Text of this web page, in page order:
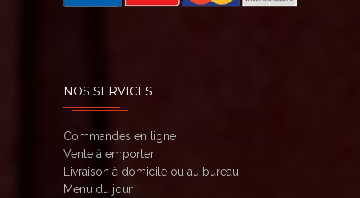
NOS SERVICES
Commandes en ligne
Vente à emporter
Livraison à domicile ou au bureau
Menu du jour